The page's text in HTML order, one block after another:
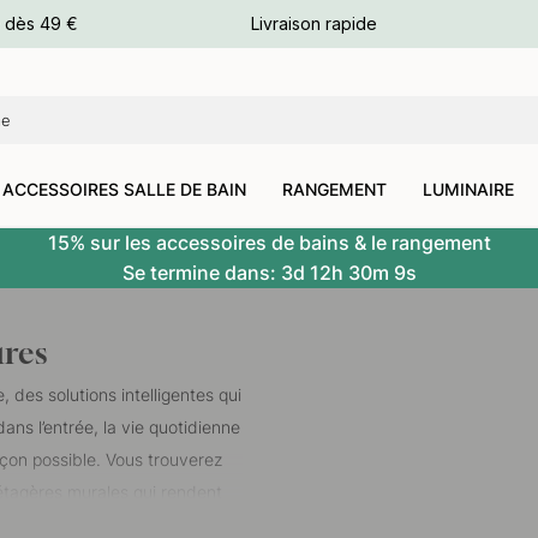
dès 49 € Livraison rapide
ACCESSOIRES SALLE DE BAIN RANGEMENT LUMINAIRE
15% sur les accessoires de bains & le rangement
Se termine dans: 3d 12h 30m 8s
des solutions intelligentes qui
l’entrée, la vie quotidienne
possible. Vous trouverez